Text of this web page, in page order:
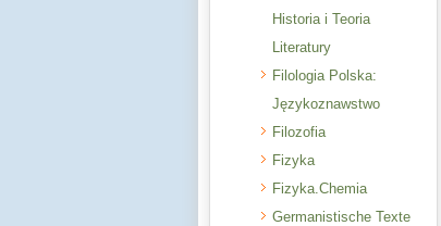
Historia i Teoria
Literatury
Filologia Polska:
Językoznawstwo
Filozofia
Fizyka
Fizyka.Chemia
Germanistische Texte